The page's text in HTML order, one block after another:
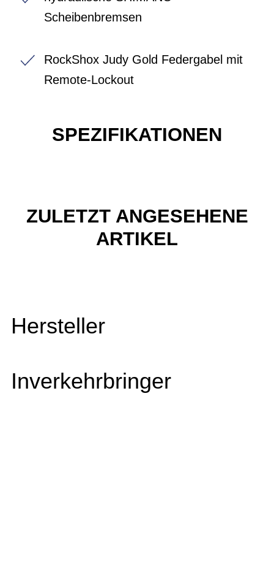
Scheibenbremsen
RockShox Judy Gold Federgabel mit
Remote-Lockout
SPEZIFIKATIONEN
ZULETZT ANGESEHENE
ARTIKEL
Hersteller
Inverkehrbringer